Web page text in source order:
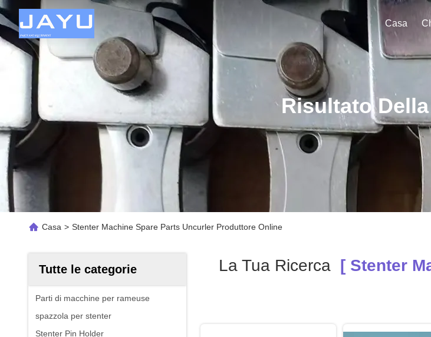
Casa
Risultato
Casa > Stenter Machine Spare Parts Uncurler Produttore Online
Tutte le categorie
Parti di macchine per rameuse
spazzola per stenter
Stenter Pin Holder
La Tua Ricerca [ Stenter